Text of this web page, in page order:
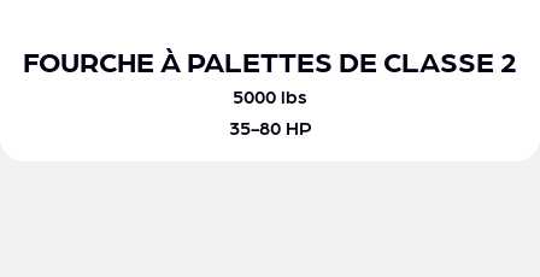
FOURCHE À PALETTES DE CLASSE 2
5000 lbs
35-80 HP